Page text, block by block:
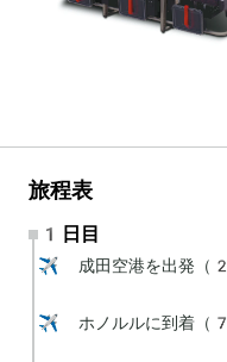
旅程表
1日目
✈️ 成田空港を出
✈️ ホノルルに到着